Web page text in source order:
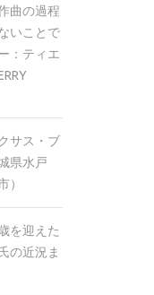
曲の過程
いことで
：ティエ
サス・ブ
県水戸
）
を迎えた
の近況ま